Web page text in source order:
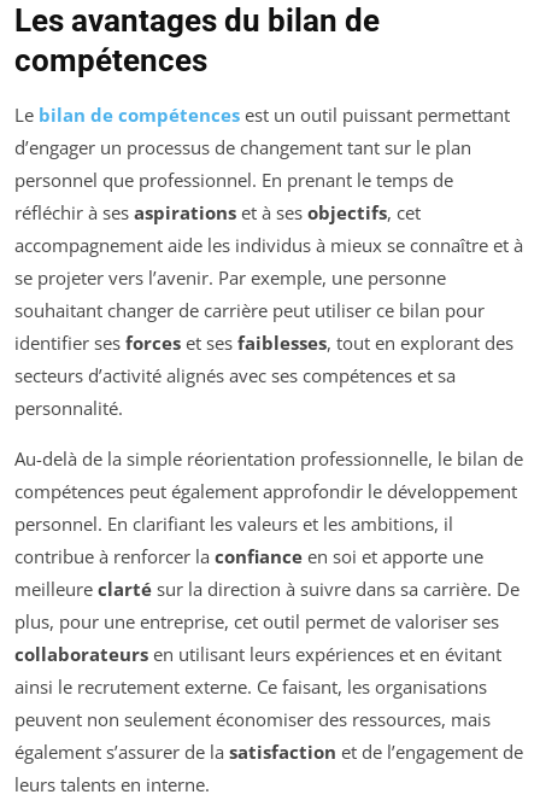
Les avantages du bilan de
compétences
Le bilan de compétences est un outil puissant permettant
d’engager un processus de changement tant sur le plan
personnel que professionnel. En prenant le temps de
réfléchir à ses aspirations et à ses objectifs, cet
accompagnement aide les individus à mieux se connaître et à
se projeter vers l’avenir. Par exemple, une personne
souhaitant changer de carrière peut utiliser ce bilan pour
identifier ses forces et ses faiblesses, tout en explorant des
secteurs d’activité alignés avec ses compétences et sa
personnalité.
Au-delà de la simple réorientation professionnelle, le bilan de
compétences peut également approfondir le développement
personnel. En clarifiant les valeurs et les ambitions, il
contribue à renforcer la confiance en soi et apporte une
meilleure clarté sur la direction à suivre dans sa carrière. De
plus, pour une entreprise, cet outil permet de valoriser ses
collaborateurs en utilisant leurs expériences et en évitant
ainsi le recrutement externe. Ce faisant, les organisations
peuvent non seulement économiser des ressources, mais
également s’assurer de la satisfaction et de l’engagement de
leurs talents en interne.